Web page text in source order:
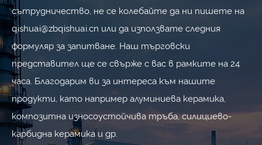
сътрудничество, не се колебайте да ни пишете на
qishuai@zbqishuai.cn или да използвате следния
формуляр за запитване. Наш търговски
представител ще се свърже с вас в рамките на 24
часа. Благодарим ви за интереса към нашите
продукти, като например алуминиева керамика,
композитна износоустойчива тръба, силициево-
карбидна керамика и др.